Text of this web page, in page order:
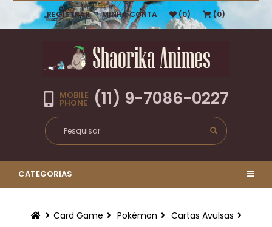
REGISTRAR MINHA CONTA (0) (0)
MOBILE
PHONE (11) 9-7086-0227
CATEGORIAS
Card Game Pokémon
Cartas Avulsas